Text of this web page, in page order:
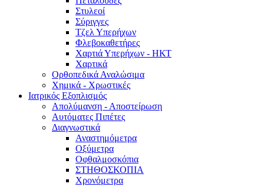
Στυλεοί
Σύριγγες
Τζελ Υπερήχων
Φλεβοκαθετήρες
Χαρτιά Υπερήχων - ΗΚΤ
Χαρτικά
Ορθοπεδικά Αναλώσιμα
Χημικά - Χρωστικές
Ιατρικός Εξοπλισμός
Απολύμανση - Αποστείρωση
Αυτόματες Πιπέτες
Διαγνωστικά
Αναστημόμετρα
Οξύμετρα
Οφθαλμοσκόπια
ΣΤΗΘΟΣΚΟΠΙΑ
Χρονόμετρα